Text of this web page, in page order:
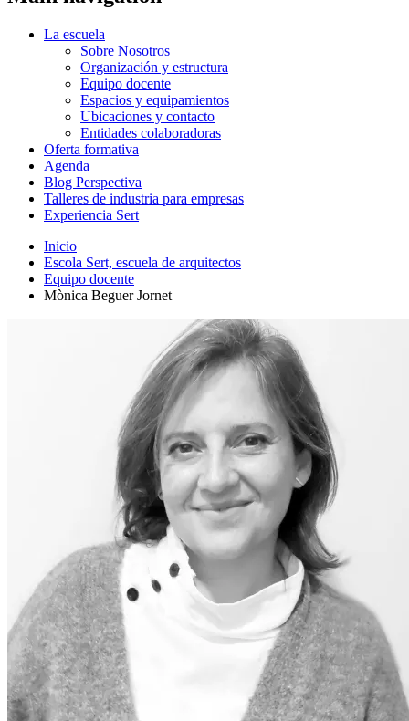
La escuela
Sobre Nosotros
Organización y estructura
Equipo docente
Espacios y equipamientos
Ubicaciones y contacto
Entidades colaboradoras
Oferta formativa
Agenda
Blog Perspectiva
Talleres de industria para empresas
Experiencia Sert
Inicio
Escola Sert, escuela de arquitectos
Equipo docente
Mònica Beguer Jornet